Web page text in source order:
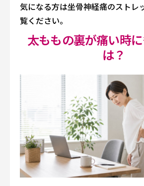
気になる方は坐骨神経痛のストレ
覧ください。
太ももの裏が痛い時
は？